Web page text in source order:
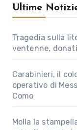
Ultime
Tragedia sulla
ventenne,
Carabinieri, il
operativo di
Como
Molla la